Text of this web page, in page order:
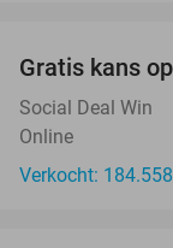
Gratis kans
Social Deal Win
Online
Verkocht: 184.558